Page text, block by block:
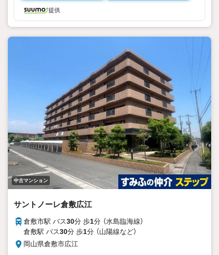
提供
中古マンション
サントノーレ倉敷広江
倉敷市駅 バス30分 歩1分 （水島臨海線）
倉敷駅 バス30分 歩1分 （山陽線など）
岡山県倉敷市広江